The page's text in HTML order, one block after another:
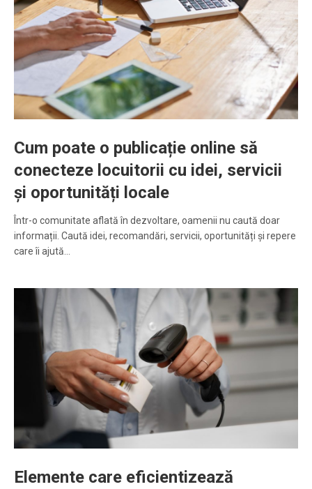
Cum poate o publicație online să
conecteze locuitorii cu idei, servicii
și oportunități locale
Într-o comunitate aflată în dezvoltare, oamenii nu caută doar
informații. Caută idei, recomandări, servicii, oportunități și repere
care îi ajută…
Elemente care eficientizează